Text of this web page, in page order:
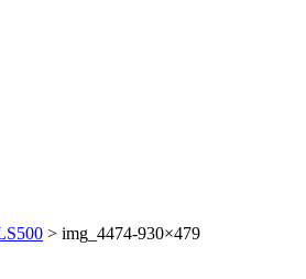
> img_4474-930×479